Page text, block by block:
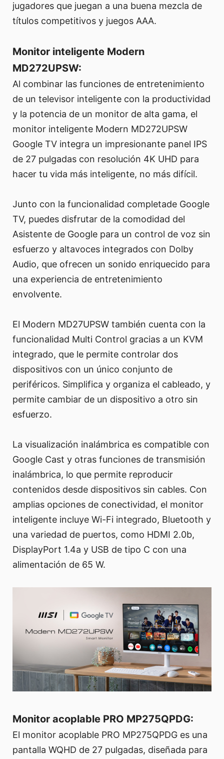
jugadores que juegan a una buena mezcla de
títulos competitivos y juegos AAA.
Monitor inteligente Modern
MD272UPSW:
Al combinar las funciones de entretenimiento
de un televisor inteligente con la productividad
y la potencia de un monitor de alta gama, el
monitor inteligente Modern MD272UPSW
Google TV integra un impresionante panel IPS
de 27 pulgadas con resolución 4K UHD para
hacer tu vida más inteligente, no más difícil.
Junto con la funcionalidad completade Google
TV, puedes disfrutar de la comodidad del
Asistente de Google para un control de voz sin
esfuerzo y altavoces integrados con Dolby
Audio, que ofrecen un sonido enriquecido para
una experiencia de entretenimiento
envolvente.
El Modern MD27UPSW también cuenta con la
funcionalidad Multi Control gracias a un KVM
integrado, que le permite controlar dos
dispositivos con un único conjunto de
periféricos. Simplifica y organiza el cableado, y
permite cambiar de un dispositivo a otro sin
esfuerzo.
La visualización inalámbrica es compatible con
Google Cast y otras funciones de transmisión
inalámbrica, lo que permite reproducir
contenidos desde dispositivos sin cables. Con
amplias opciones de conectividad, el monitor
inteligente incluye Wi-Fi integrado, Bluetooth y
una variedad de puertos, como HDMI 2.0b,
DisplayPort 1.4a y USB de tipo C con una
alimentación de 65 W.
Monitor acoplable PRO MP275QPDG:
El monitor acoplable PRO MP275QPDG es una
pantalla WQHD de 27 pulgadas, diseñada para